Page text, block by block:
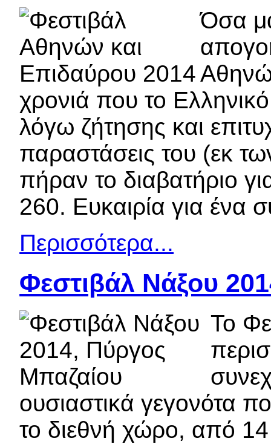
Όσα
χρονιά που το
λόγω ζήτησης και
παραστάσεις του (εκ
πήραν το διαβατήριο
260. Ευκαιρία για ένα
Περισσότερα...
Φεστιβάλ Νάξου
Το
ουσιαστικά γεγονότα
το διεθνή χώρο, από 14